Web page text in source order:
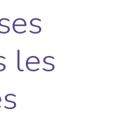
les